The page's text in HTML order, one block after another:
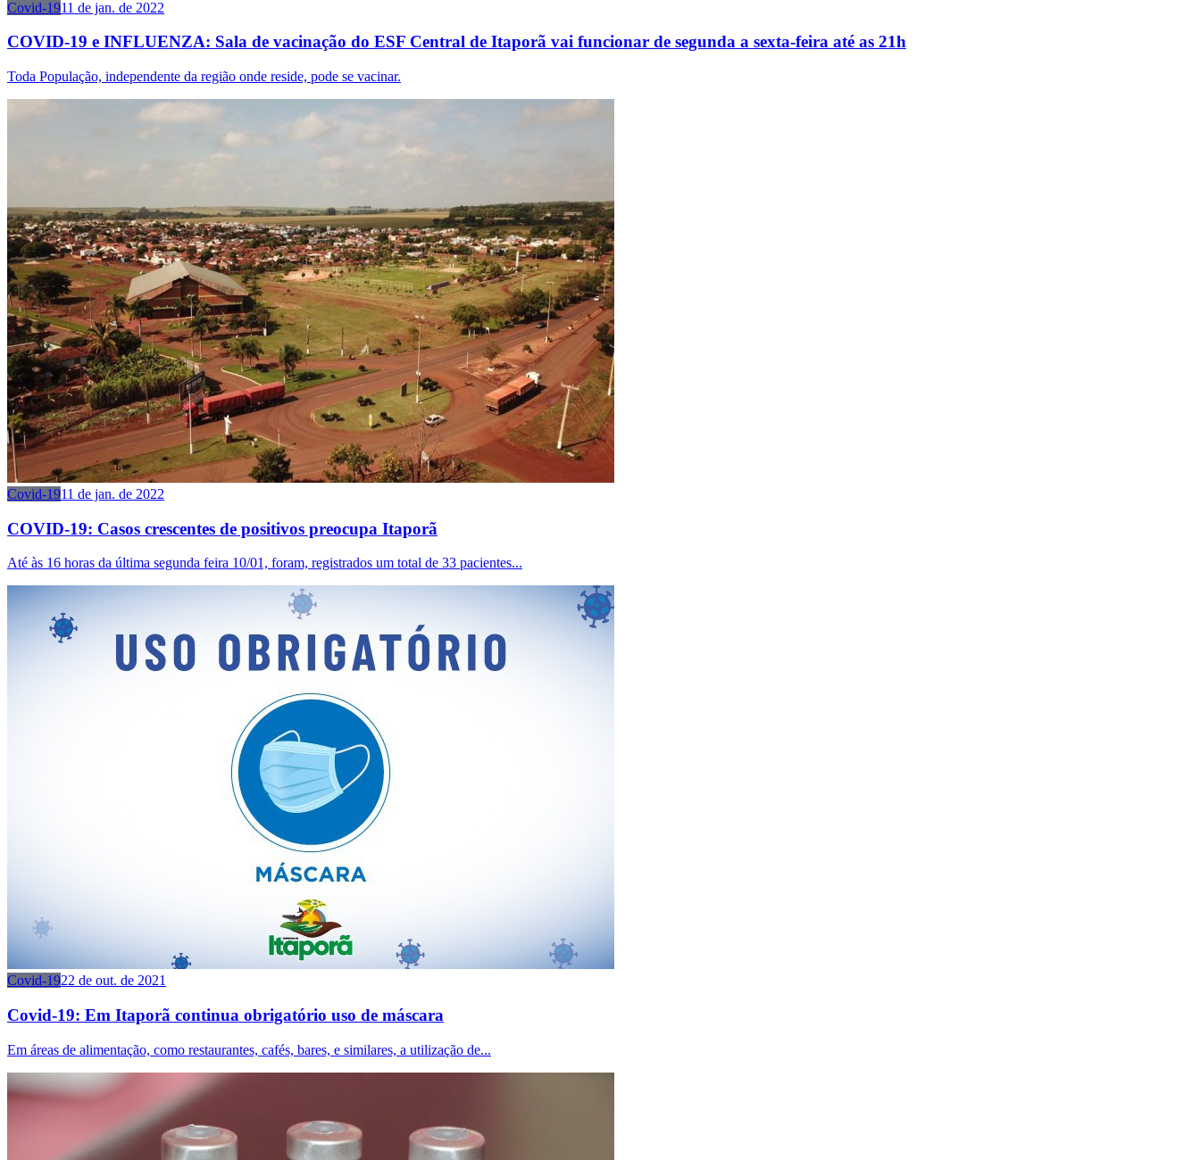
Covid-1911 de jan. de 2022
COVID-19 e INFLUENZA: Sala de vacinação do ESF Central de Itaporã vai funcionar de segunda a sexta-feira até as 21h
Toda População, independente da região onde reside, pode se vacinar.
Covid-1911 de jan. de 2022
COVID-19: Casos crescentes de positivos preocupa Itaporã
Até às 16 horas da última segunda feira 10/01, foram, registrados um total de 33 pacientes...
Covid-1922 de out. de 2021
Covid-19: Em Itaporã continua obrigatório uso de máscara
Em áreas de alimentação, como restaurantes, cafés, bares, e similares, a utilização de...